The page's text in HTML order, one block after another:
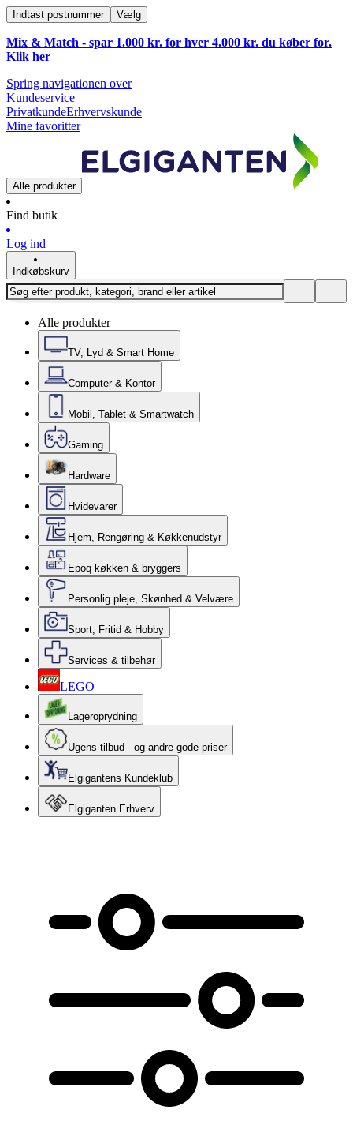
Indtast postnummer Vælg
Mix & Match - spar 1.000 kr. for hver 4.000 kr. du køber for.
Klik her
Spring navigationen over
Kundeservice
PrivatkundeErhvervskunde
Mine favoritter
Alle produkter
Find butik
Log ind
Indkøbskurv
Alle produkter
TV, Lyd & Smart Home
Computer & Kontor
Mobil, Tablet & Smartwatch
Gaming
Hardware
Hvidevarer
Hjem, Rengøring & Køkkenudstyr
Epoq køkken & bryggers
Personlig pleje, Skønhed & Velvære
Sport, Fritid & Hobby
Services & tilbehør
LEGO
Lageroprydning
Ugens tilbud - og andre gode priser
Elgigantens Kundeklub
Elgiganten Erhverv